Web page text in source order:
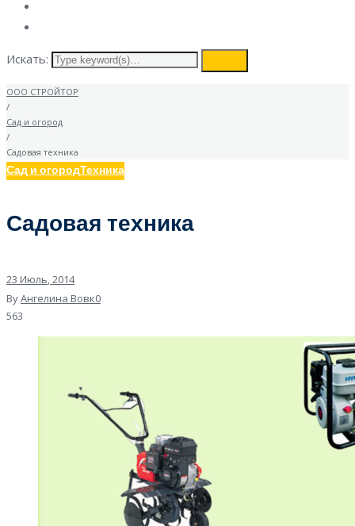
Искать:
ООО СТРОЙТОР
/
Сад и огород
/
Садовая техника
Сад и огородТехника
Садовая техника
23 Июль, 2014
ByАнгелина Вовк0
563